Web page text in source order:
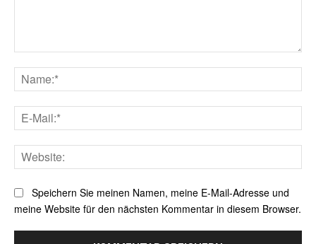
Speichern Sie meinen Namen, meine E-Mail-Adresse und
meine Website für den nächsten Kommentar in diesem Browser.